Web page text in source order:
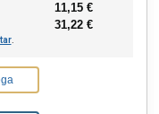
11,15 €
31,22 €
.